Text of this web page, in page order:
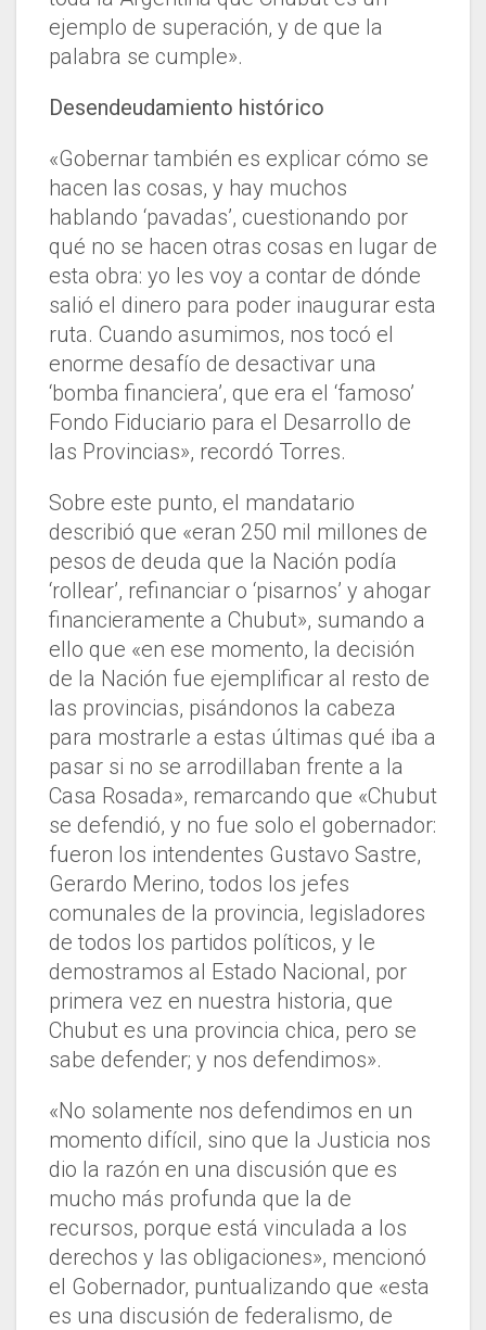
ejemplo de superación, y de que la
palabra se cumple».
Desendeudamiento histórico
«Gobernar también es explicar cómo se
hacen las cosas, y hay muchos
hablando ‘pavadas’, cuestionando por
qué no se hacen otras cosas en lugar de
esta obra: yo les voy a contar de dónde
salió el dinero para poder inaugurar esta
ruta. Cuando asumimos, nos tocó el
enorme desafío de desactivar una
‘bomba financiera’, que era el ‘famoso’
Fondo Fiduciario para el Desarrollo de
las Provincias», recordó Torres.
Sobre este punto, el mandatario
describió que «eran 250 mil millones de
pesos de deuda que la Nación podía
‘rollear’, refinanciar o ‘pisarnos’ y ahogar
financieramente a Chubut», sumando a
ello que «en ese momento, la decisión
de la Nación fue ejemplificar al resto de
las provincias, pisándonos la cabeza
para mostrarle a estas últimas qué iba a
pasar si no se arrodillaban frente a la
Casa Rosada», remarcando que «Chubut
se defendió, y no fue solo el gobernador:
fueron los intendentes Gustavo Sastre,
Gerardo Merino, todos los jefes
comunales de la provincia, legisladores
de todos los partidos políticos, y le
demostramos al Estado Nacional, por
primera vez en nuestra historia, que
Chubut es una provincia chica, pero se
sabe defender; y nos defendimos».
«No solamente nos defendimos en un
momento difícil, sino que la Justicia nos
dio la razón en una discusión que es
mucho más profunda que la de
recursos, porque está vinculada a los
derechos y las obligaciones», mencionó
el Gobernador, puntualizando que «esta
es una discusión de federalismo, de